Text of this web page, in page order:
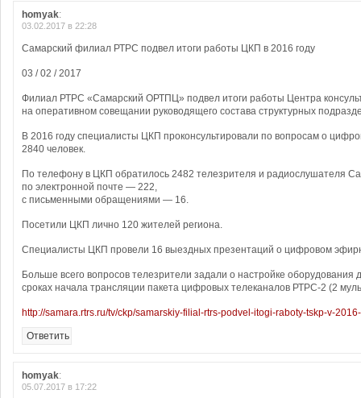
homyak:
03.02.2017 в 22:28
Самарский филиал РТРС подвел итоги работы ЦКП в 2016 году
03 / 02 / 2017
Филиал РТРС «Самарский ОРТПЦ» подвел итоги работы Центра
на оперативном совещании руководящего состава структурных
В 2016 году специалисты ЦКП проконсультировали по вопросам о
2840 человек.
По телефону в ЦКП обратилось 2482 телезрителя и радиослушателя
по электронной почте — 222,
с письменными обращениями — 16.
Посетили ЦКП лично 120 жителей региона.
Специалисты ЦКП провели 16 выездных презентаций о цифровом
Больше всего вопросов телезрители задали о настройке
сроках начала трансляции пакета цифровых телеканалов РТРС-2 (2
http://samara.rtrs.ru/tv/ckp/samarskiy-filial-rtrs-podvel-itogi-raboty-tskp-v-
Ответить
homyak:
05.07.2017 в 17:22